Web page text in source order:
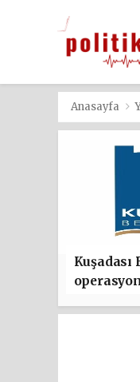
Anasayfa
Kuşadası